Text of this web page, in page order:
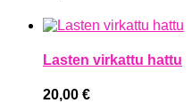
Lasten virkattu hattu
20,00 €